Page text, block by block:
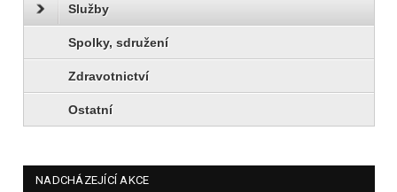
Služby
Spolky, sdružení
Zdravotnictví
Ostatní
NADCHÁZEJÍCÍ AKCE